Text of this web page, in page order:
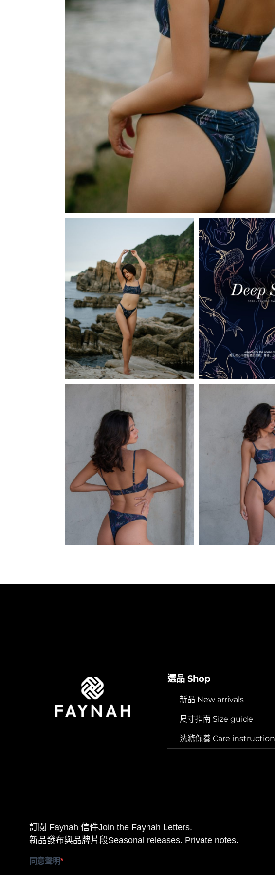
選品 Shop
新品 New arrivals
尺寸指南 Size guide
洗滌保養 Care instruction
訂閱 Faynah 信件Join the Faynah Letters.
新品發布與品牌片段Seasonal releases. Private notes.
同意聲明